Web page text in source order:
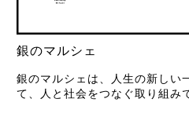
銀のマルシェ
銀のマルシェは、人生の新しい
て、人と社会をつなぐ取り組み